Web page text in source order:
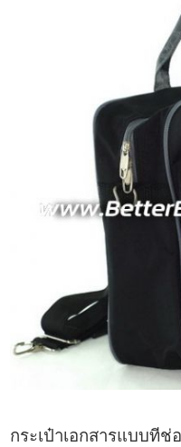
กระเป๋าเอกสารแบบทีช่